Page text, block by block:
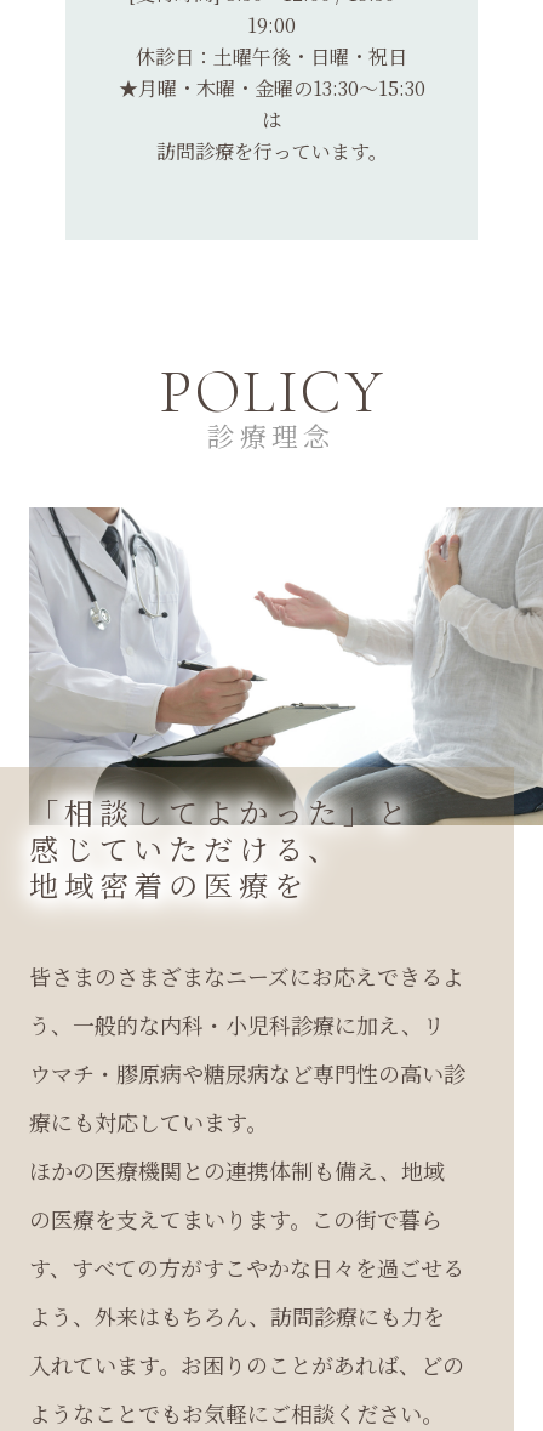
19:00
休診日：土曜午後・日曜・祝日
★月曜・木曜・金曜の13:30～15:30
は
訪問診療を行っています。
POLICY
診療理念
「相談してよかった」と
感じていただける、
地域密着の医療を
皆さまのさまざまなニーズにお応えできるよ
う、一般的な内科・小児科診療に加え、リ
ウマチ・膠原病や糖尿病など専門性の高い診
療にも対応しています。
ほかの医療機関との連携体制も備え、地域
の医療を支えてまいります。この街で暮ら
す、すべての方がすこやかな日々を過ごせる
よう、外来はもちろん、訪問診療にも力を
入れています。お困りのことがあれば、どの
ようなことでもお気軽にご相談ください。